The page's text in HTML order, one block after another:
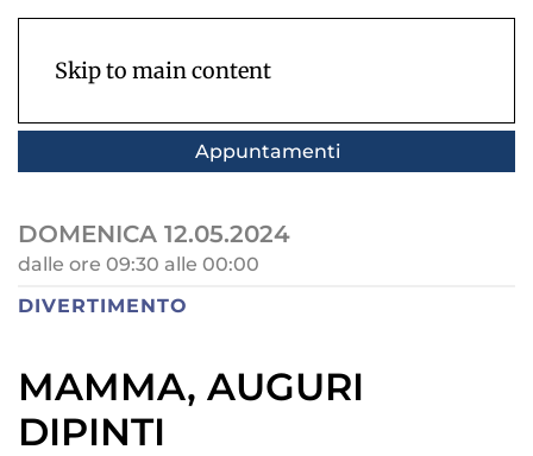
Skip to main content
Appuntamenti
DOMENICA 12.05.2024
dalle ore 09:30 alle 00:00
DIVERTIMENTO
MAMMA, AUGURI
DIPINTI